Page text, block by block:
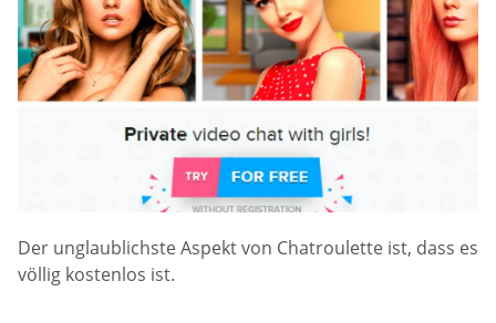
Der unglaublichste Aspekt von Chatroulette ist, dass es
völlig kostenlos ist.